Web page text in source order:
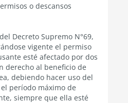
o descansos
Decreto Supremo N°69,
vigente el permiso
esté afectado por dos
derecho al beneficio de
debiendo hacer uso del
período máximo de
siempre que ella esté